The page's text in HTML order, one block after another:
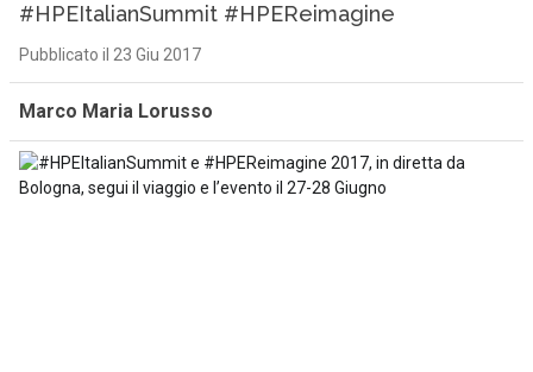
#HPEItalianSummit #HPEReimagine
Pubblicato il 23 Giu 2017
Marco Maria Lorusso